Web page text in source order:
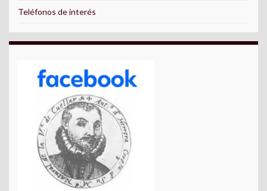
Teléfonos de interés